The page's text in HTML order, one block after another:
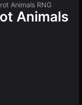
Animals RNG
Animals